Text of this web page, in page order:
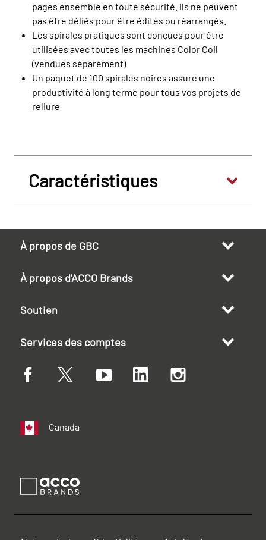
pages ensemble en toute sécurité. Ils ne peuvent
pas être déliés pour être édités ou réarrangés.
Les spirales pratiques sont conçues pour être
utilisées avec toutes les machines Color Coil
(vendues séparément)
Un paquet de 100 spirales noires assure une
productivité à long terme pour tous vos projets de
reliure
Caractéristiques
À propos de GBC
À propos d'ACCO Brands
Soutien
Services des comptes
Canada